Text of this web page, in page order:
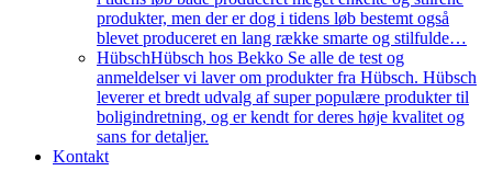
produkter, men der er dog i tidens løb bestemt også
blevet produceret en lang række smarte og stilfulde…
HübschHübsch hos Bekko Se alle de test og
anmeldelser vi laver om produkter fra Hübsch. Hübsch
leverer et bredt udvalg af super populære produkter til
boligindretning, og er kendt for deres høje kvalitet og
sans for detaljer.
Kontakt